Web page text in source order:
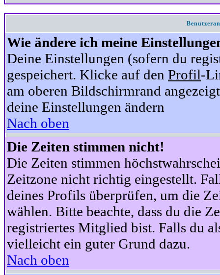
Wie ändere ich meine
Deine Einstellungen (sofern du
gespeichert. Klicke auf den Profil-
am oberen Bildschirmrand
deine Einstellungen ändern
Nach oben
Die Zeiten stimmen nicht!
Die Zeiten stimmen
Zeitzone nicht richtig eingestellt.
deines Profils überprüfen, um die
wählen. Bitte beachte, dass du die
registriertes Mitglied bist. Falls du
vielleicht ein guter Grund dazu.
Nach oben